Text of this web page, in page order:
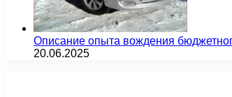
Описание опыта вождения
20.06.2025